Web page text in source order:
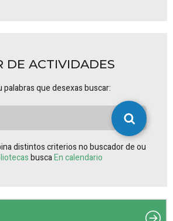
DE ACTIVIDADES
palabras que desexas buscar:
distintos criterios no buscador de ou
buscaEn calendario